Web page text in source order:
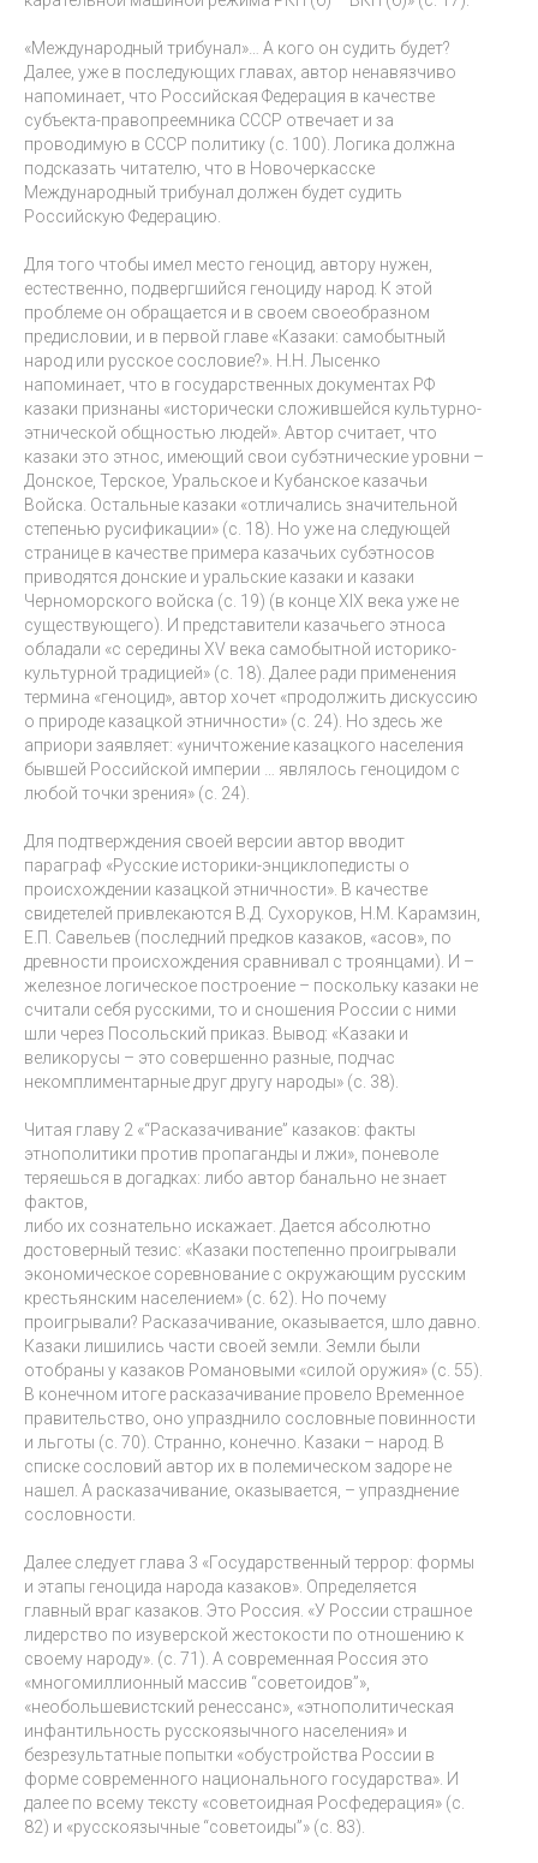
«Международный трибунал»… А кого он судить будет?
Далее, уже в последующих главах, автор ненавязчиво
напоминает, что Российская Федерация в качестве
субъекта-правопреемника СССР отвечает и за
проводимую в СССР политику (с. 100). Логика должна
подсказать читателю, что в Новочеркасске
Международный трибунал должен будет судить
Российскую Федерацию.
Для того чтобы имел место геноцид, автору нужен,
естественно, подвергшийся геноциду народ. К этой
проблеме он обращается и в своем своеобразном
предисловии, и в первой главе «Казаки: самобытный
народ или русское сословие?». Н.Н. Лысенко
напоминает, что в государственных документах РФ
казаки признаны «исторически сложившейся культурно-
этнической общностью людей». Автор считает, что
казаки это этнос, имеющий свои субэтнические уровни –
Донское, Терское, Уральское и Кубанское казачьи
Войска. Остальные казаки «отличались значительной
степенью русификации» (с. 18). Но уже на следующей
странице в качестве примера казачьих субэтносов
приводятся донские и уральские казаки и казаки
Черноморского войска (с. 19) (в конце ХIХ века уже не
существующего). И представители казачьего этноса
обладали «с середины ХV века самобытной историко-
культурной традицией» (с. 18). Далее ради применения
термина «геноцид», автор хочет «продолжить дискуссию
о природе казацкой этничности» (c. 24). Но здесь же
априори заявляет: «уничтожение казацкого населения
бывшей Российской империи … являлось геноцидом с
любой точки зрения» (c. 24).
Для подтверждения своей версии автор вводит
параграф «Русские историки-энциклопедисты о
происхождении казацкой этничности». В качестве
свидетелей привлекаются В.Д. Сухоруков, Н.М. Карамзин,
Е.П. Савельев (последний предков казаков, «асов», по
древности происхождения сравнивал с троянцами). И –
железное логическое построение – поскольку казаки не
считали себя русскими, то и сношения России с ними
шли через Посольский приказ. Вывод: «Казаки и
великорусы – это совершенно разные, подчас
некомплиментарные друг другу народы» (с. 38).
Читая главу 2 «“Расказачивание” казаков: факты
этнополитики против пропаганды и лжи», поневоле
теряешься в догадках: либо автор банально не знает
фактов,
либо их сознательно искажает. Дается абсолютно
достоверный тезис: «Казаки постепенно проигрывали
экономическое соревнование с окружающим русским
крестьянским населением» (с. 62). Но почему
проигрывали? Расказачивание, оказывается, шло давно.
Казаки лишились части своей земли. Земли были
отобраны у казаков Романовыми «силой оружия» (с. 55).
В конечном итоге расказачивание провело Временное
правительство, оно упразднило сословные повинности
и льготы (с. 70). Странно, конечно. Казаки – народ. В
списке сословий автор их в полемическом задоре не
нашел. А расказачивание, оказывается, – упразднение
сословности.
Далее следует глава 3 «Государственный террор: формы
и этапы геноцида народа казаков». Определяется
главный враг казаков. Это Россия. «У России страшное
лидерство по изуверской жестокости по отношению к
своему народу». (с. 71). А современная Россия это
«многомиллионный массив “советоидов”»,
«необольшевистский ренессанс», «этнополитическая
инфантильность русскоязычного населения» и
безрезультатные попытки «обустройства России в
форме современного национального государства». И
далее по всему тексту «советоидная Росфедерация» (с.
82) и «русскоязычные “советоиды”» (с. 83).